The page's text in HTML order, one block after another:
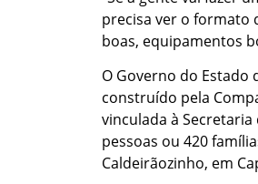
precisa ver o formato
boas, equipamentos
O Governo do Estado
construído pela
vinculada à
pessoas ou 420
Caldeirãozinho, em